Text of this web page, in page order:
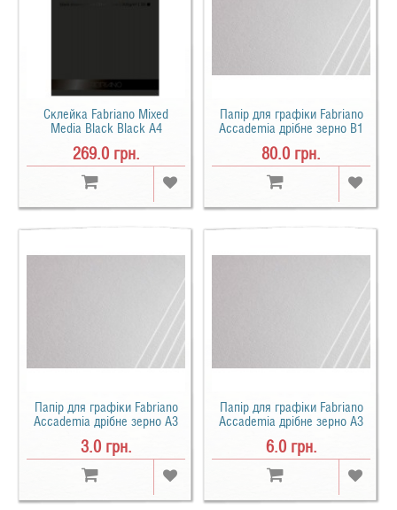
Склейка Fabriano Mixed
Media Black Black A4
269.0 грн.
Папір для графіки Fabriano
Accademia дрібне зерно B1
80.0 грн.
Папір для графіки Fabriano
Accademia дрібне зерно A3
3.0 грн.
Папір для графіки Fabriano
Accademia дрібне зерно A3
6.0 грн.